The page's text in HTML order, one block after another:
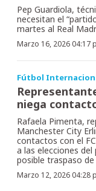
Pep Guardiola,
necesitan el
martes al Real
Marzo 16, 2026 04:17
Fútbol
niega
Rafaela Pimenta,
Manchester City
contactos con el
a las elecciones
posible traspaso
Marzo 12, 2026 04:28